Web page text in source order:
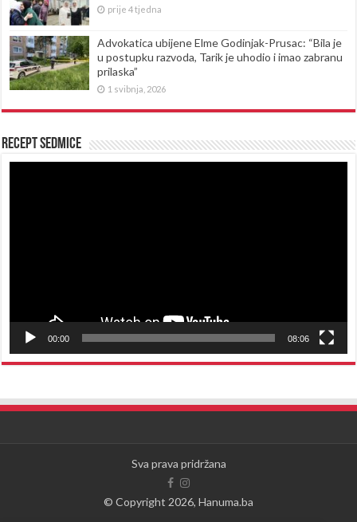
prije 4 tjedna
Advokatica ubijene Elme Godinjak-Prusac: “Bila je
u postupku razvoda, Tarik je uhodio i imao zabranu
prilaska”
1 svibnja, 2026
Recept sedmice
00:00 08:06
Sva prava pridržana
© Copyright 2026, Hanuma.ba